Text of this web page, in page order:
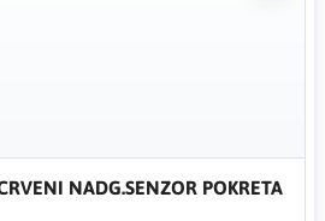
NADG.SENZOR POKRETA